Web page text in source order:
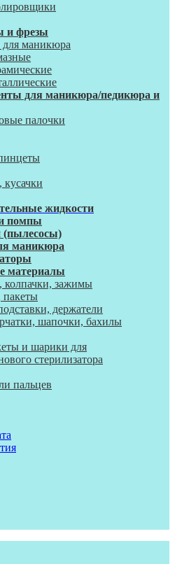
и фрезы
маникюра
для маникюра/педикюра и
палочки
жидкости
помпы
маникюра
материалы
колпачки, зажимы
пакеты
держатели
шапочки, бахилы
и шарики для
стерилизатора
пальцев